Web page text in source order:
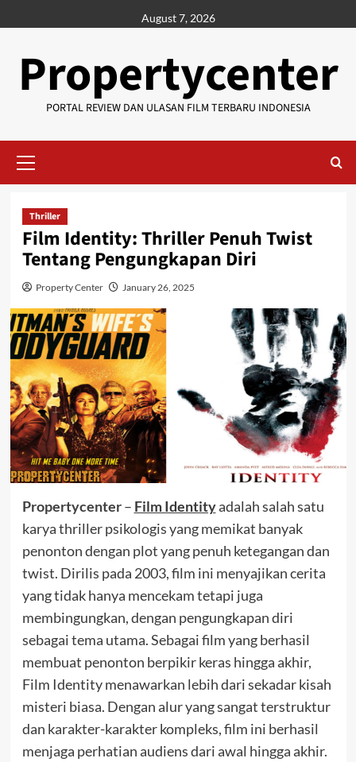
to
August 7, 2026
Propertycenter
PORTAL REVIEW DAN ULASAN FILM TERBARU INDONESIA
Menu
Thriller
Film Identity: Thriller Penuh Twist
Tentang Pengungkapan Diri
Property Center January 26, 2025
Propertycenter – Film Identityadalah salah satu
karya thriller psikologis yang memikat banyak
penonton dengan plot yang penuh ketegangan dan
twist. Dirilis pada 2003, film ini menyajikan cerita
yang tidak hanya mencekam tetapi juga
membingungkan, dengan pengungkapan diri
sebagai tema utama. Sebagai film yang berhasil
membuat penonton berpikir keras hingga akhir,
Film Identity menawarkan lebih dari sekadar kisah
misteri biasa. Dengan alur yang sangat terstruktur
dan karakter-karakter kompleks, film ini berhasil
menjaga perhatian audiens dari awal hingga akhir.